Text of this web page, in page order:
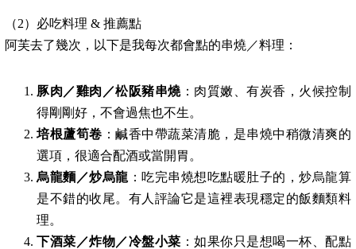
（2）必吃料理 & 推薦點
阿芙去了幾次，以下是我每次都會點的串燒／料理：
豚肉／雞肉／松阪豬串燒：肉質嫩、有炭香，火候控制
得剛剛好，不會過焦也不生。
培根蘆筍卷 ：鹹香中帶蔬菜清脆，是串燒中稍微清爽的
選項，很適合配酒或當開胃。
烏龍麵／炒烏龍 ：吃完串燒想吃點暖肚子的，炒烏龍算
是不錯的收尾。有人評論它是這裡表現穩定的飯麵類料
理。
下酒菜／炸物／冷盤小菜 ：如果你只是想喝一杯、配點